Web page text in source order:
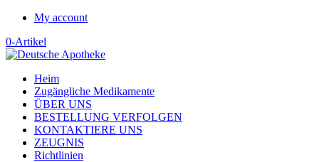
My account
0-Artikel
Heim
Zugängliche Medikamente
ÜBER UNS
BESTELLUNG VERFOLGEN
KONTAKTIERE UNS
ZEUGNIS
Richtlinien